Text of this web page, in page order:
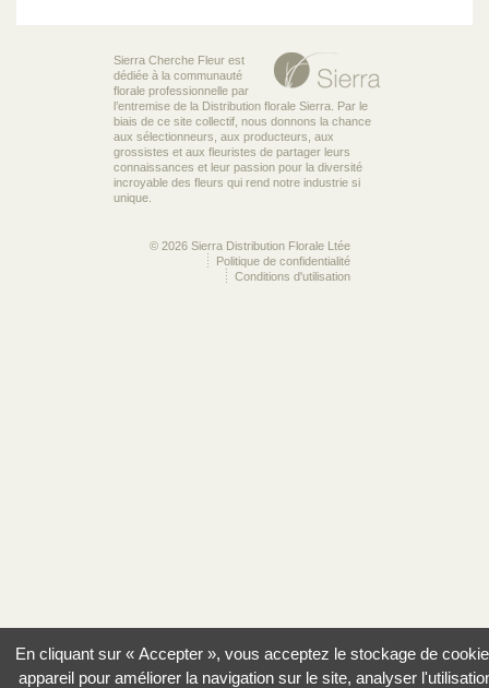
Sierra Cherche Fleur est
dédiée à la communauté
florale professionnelle par
l’entremise de la Distribution florale Sierra. Par le
biais de ce site collectif, nous donnons la chance
aux sélectionneurs, aux producteurs, aux
grossistes et aux fleuristes de partager leurs
connaissances et leur passion pour la diversité
incroyable des fleurs qui rend notre industrie si
unique.
© 2026 Sierra Distribution Florale Ltée
Politique de confidentialité
Conditions d'utilisation
En cliquant sur « Accepter », vous acceptez le stockage de
appareil pour améliorer la navigation sur le site, analyser